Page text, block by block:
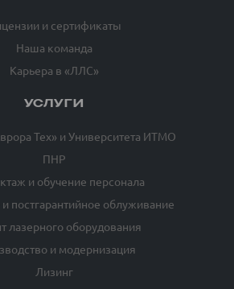
и сертификаты
Наша команда
Карьера в «ЛЛС»
УСЛУГИ
Тех» и Университета ИТМО
ПНР
и обучение персонала
и постгарантийное облуживание
лазерного оборудования
и модернизация
Лизинг